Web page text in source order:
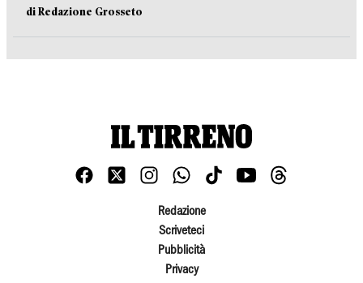
di Redazione Grosseto
Redazione
Scriveteci
Pubblicità
Privacy